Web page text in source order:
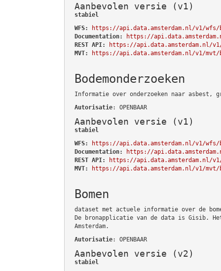
Aanbevolen versie (v1)
stabiel
WFS:
https://api.data.amsterdam.nl/v1/wfs/
Documentation:
https://
REST API:
https://api.data.amsterdam.nl/
MVT:
https://api.data.amsterdam.nl/v1/mvt/
Bodemonderzoeken
Informatie over onderzoeken naar asbest,
Autorisatie: OPENBAAR
Aanbevolen versie (v1)
stabiel
WFS:
https://api.data.amsterdam.nl/v1/wfs/
Documentation:
https://
REST API:
https://api.data.amsterdam.nl/v1/
MVT:
https://api.data.amsterdam.nl/v1/mvt/
Bomen
dataset met actuele informatie over de
De bronapplicatie van de data is Gisib. Het
Amsterdam.
Autorisatie: OPENBAAR
Aanbevolen versie (v2)
stabiel